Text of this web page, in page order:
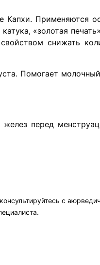
Капхи. Применяются
«золотая
снижать
Помогает
перед
с